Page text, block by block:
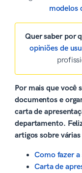
modelos
Quer saber por
opiniões de
Por mais que você
documentos e
carta de
departamento.
artigos sobre
Como fazer a
Carta de